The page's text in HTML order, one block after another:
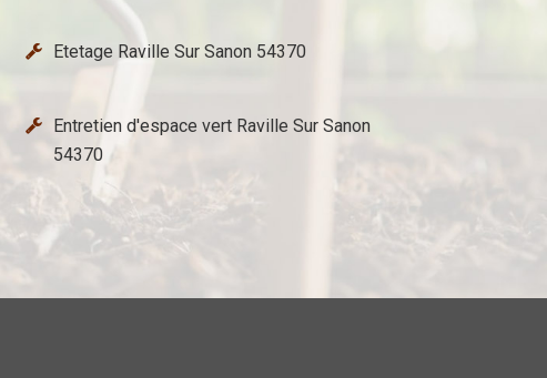
Etetage Raville Sur Sanon 54370
Entretien d'espace vert Raville Sur Sanon
54370